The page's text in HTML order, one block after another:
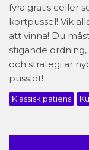
fyra gratis celler
kortpussel! Vik
att vinna! Du
stigande
och strategi är
pusslet!
Klassisk patiens